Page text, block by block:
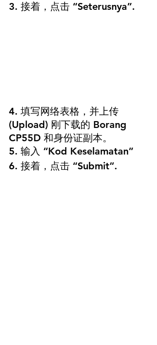
3. 接着，点击 “Seterusnya”.
4. 填写网络表格，并上传
(Upload) 刚下载的 Borang
CP55D 和身份证副本。
5. 输入 “Kod Keselamatan”
6. 接着，点击 “Submit”.